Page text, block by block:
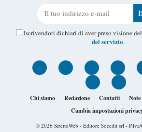
Iscrivendoti dichiari di aver preso visione
del servizio.
Chi siamo Redazione Contatti
Cambia impostazioni
© 2026 StrettoWeb - Editore Socedit srl -